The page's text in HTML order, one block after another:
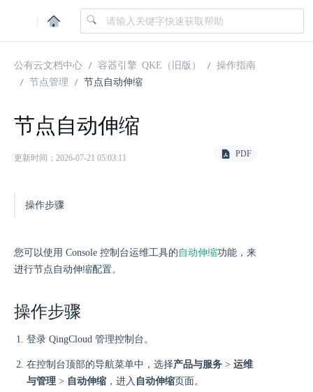
|
公有云文档中心 容器引擎 QKE（旧版）
操作指南
节点管理
节点自动伸缩
节点自动伸缩
更新时间：2026-07-21 05:03:11 PDF
操作步骤
您可以使用 Console 控制台运维工具的 自动伸缩功能，来
进行节点自动伸缩配置。
操作步骤
登录 QingCloud 管理控制台。
在控制台顶部的导航菜单中，选择产品与服务 > 运维
与管理 > 自动伸缩 ，进入 自动伸缩页面。